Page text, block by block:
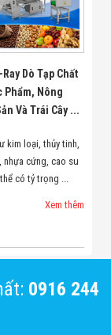
Dò Tạp Chất
Phẩm, Nông
Và Trái Cây ...
kim loại, thủy tinh,
nhựa cứng, cao su
có tỷ trọng ...
Xem thêm
0916 244